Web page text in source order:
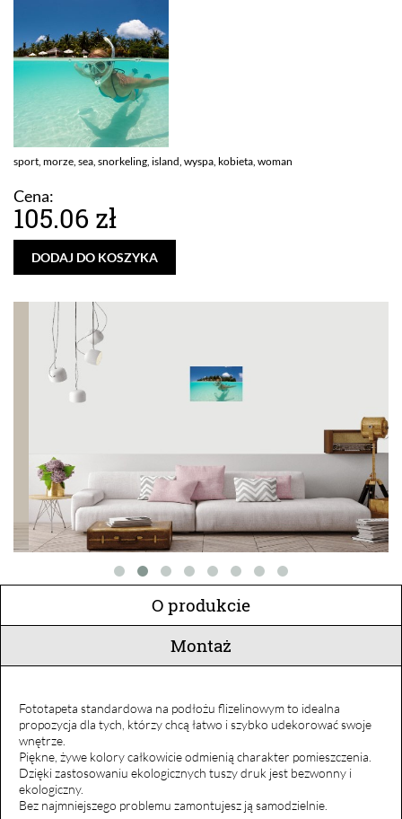
sport, morze, sea, snorkeling, island, wyspa, kobieta, woman
Cena:
105.06 zł
DODAJ DO KOSZYKA
O produkcie
Montaż
Fototapeta standardowa na podłożu flizelinowym to idealna
propozycja dla tych, którzy chcą łatwo i szybko udekorować swoje
wnętrze.
Piękne, żywe kolory całkowicie odmienią charakter pomieszczenia.
Dzięki zastosowaniu ekologicznych tuszy druk jest bezwonny i
ekologiczny.
Bez najmniejszego problemu zamontujesz ją samodzielnie.